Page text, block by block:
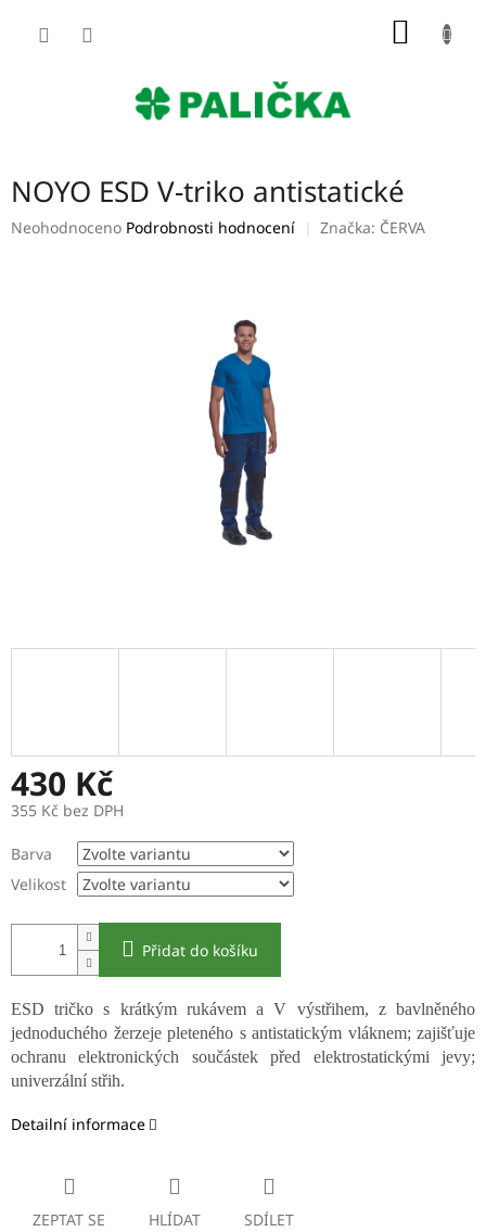
NOYO ESD V-triko antistatické
Průměrné
Neohodnoceno Podrobnosti hodnocení Značka: ČERVA
430 Kč
355 Kč bez DPH
cena:
Barva
Velikost
Přidat do košíku
ESD tričko s krátkým rukávem a V výstřihem, z bavlněného
jednoduchého žerzeje pleteného s antistatickým vláknem; zajišťuje
ochranu elektronických součástek před elektrostatickými jevy;
univerzální střih.
Detailní informace
ZEPTAT SE HLÍDAT SDÍLET